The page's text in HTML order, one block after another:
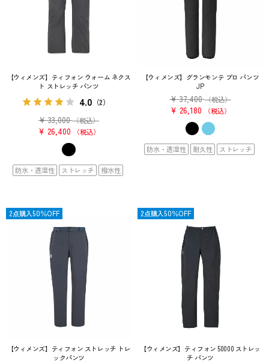
【ウィメンズ】ティフォン ウォーム ネクス
ト ストレッチ パンツ
4.0 （2）
¥ 33,000 （税込）
¥ 26,400 税込
防水・透湿性 ストレッチ 撥水性
【ウィメンズ】グランモンテ プロ パンツ
JP
¥ 37,400 （税込）
¥ 26,180 税込
防水・透湿性 耐久性 ストレッチ
【ウィメンズ】ティフォン ストレッチ トレ
ックパンツ
OUTLET
2点購入50％OFF
【ウィメンズ】ティフォン 50000 ストレッ
チ パンツ
OUTLET
2点購入50％OFF